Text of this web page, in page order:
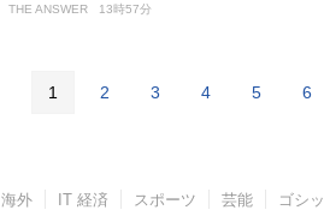
THE ANSWER 13時57分
1 2 3 4 5 6
海外 IT 経済 スポーツ 芸能 ゴシ